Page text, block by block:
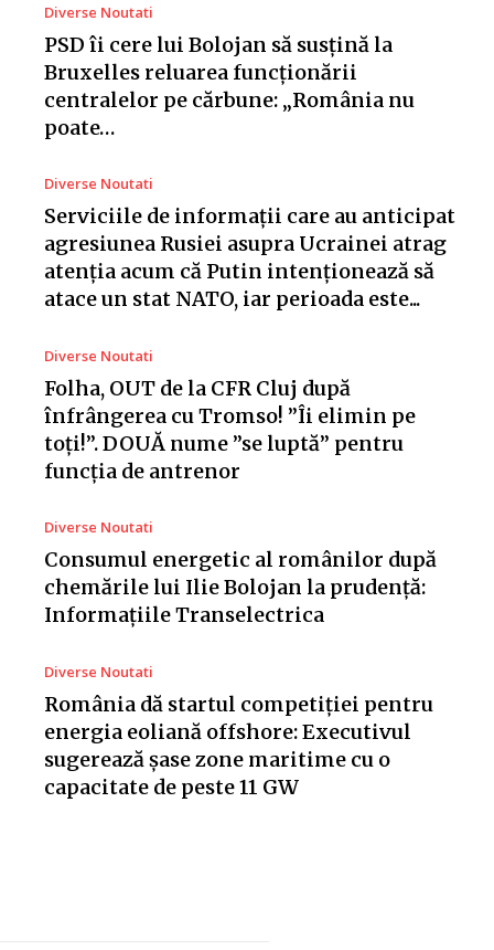
Diverse Noutati
PSD îi cere lui Bolojan să susțină la
Bruxelles reluarea funcționării
centralelor pe cărbune: „România nu
poate…
Diverse Noutati
Serviciile de informații care au anticipat
agresiunea Rusiei asupra Ucrainei atrag
atenția acum că Putin intenționează să
atace un stat NATO, iar perioada este...
Diverse Noutati
Folha, OUT de la CFR Cluj după
înfrângerea cu Tromso! ”Îi elimin pe
toți!”. DOUĂ nume ”se luptă” pentru
funcția de antrenor
Diverse Noutati
Consumul energetic al românilor după
chemările lui Ilie Bolojan la prudență:
Informațiile Transelectrica
Diverse Noutati
România dă startul competiției pentru
energia eoliană offshore: Executivul
sugerează șase zone maritime cu o
capacitate de peste 11 GW